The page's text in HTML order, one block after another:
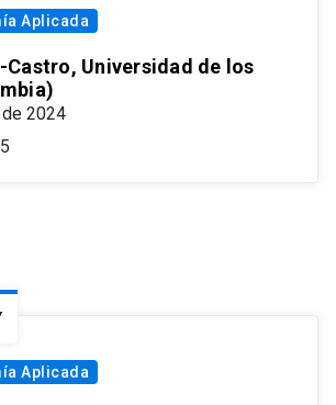
Aplicada
Castro, Universidad de los
2024
Aplicada